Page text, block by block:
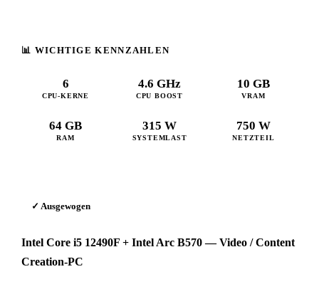
📊 WICHTIGE KENNZAHLEN
6
CPU-KERNE
4.6 GHz
CPU BOOST
10 GB
VRAM
64 GB
RAM
315 W
SYSTEMLAST
750 W
NETZTEIL
✓ Ausgewogen
Intel Core i5 12490F + Intel Arc B570 — Video / Content
Creation-PC